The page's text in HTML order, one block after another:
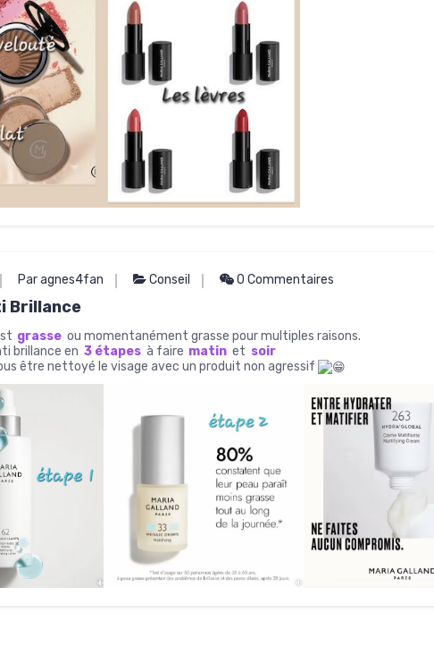
Par agnes4fan Conseil 0 Commentaires
Brillance
grasse ou momentanément grasse pour multiples raisons.
brillance en 3 étapes à faire matin et soir
être nettoyé le visage avec un produit non agressif